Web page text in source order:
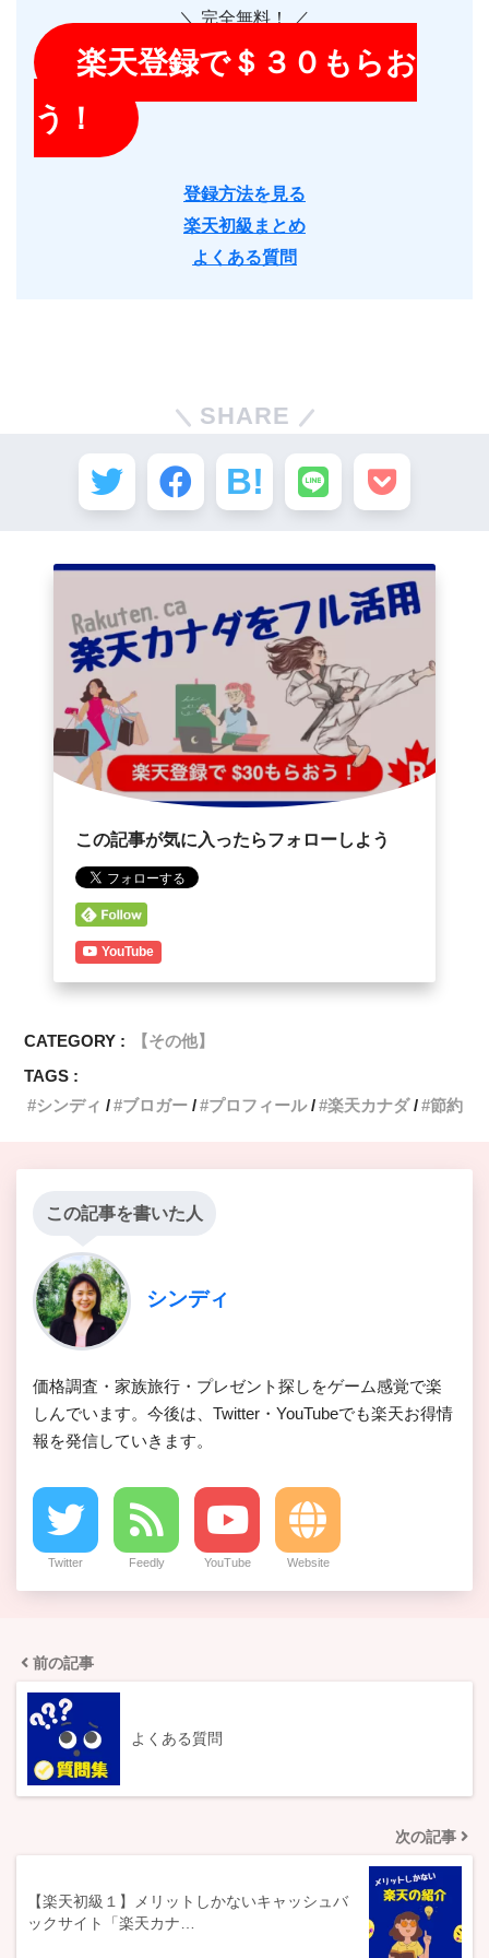
＼ 完全無料！ ／
楽天登録で＄３０もらお
う！
登録方法を見る
楽天初級まとめ
よくある質問
SHARE
この記事が気に入ったらフォローしよう
YouTube
CATEGORY :
【その他】
TAGS :
シンディ
ブロガー プロフィール 楽天カナダ 節約
この記事を書いた人
シンディ
価格調査・家族旅行・プレゼント探しをゲーム感覚で楽
しんでいます。今後は、Twitter・YouTubeでも楽天お得情
報を発信していきます。
Twitter Feedly YouTube Website
前の記事
よくある質問
次の記事
【楽天初級１】メリットしかないキャッシュバ
ックサイト「楽天カナ…